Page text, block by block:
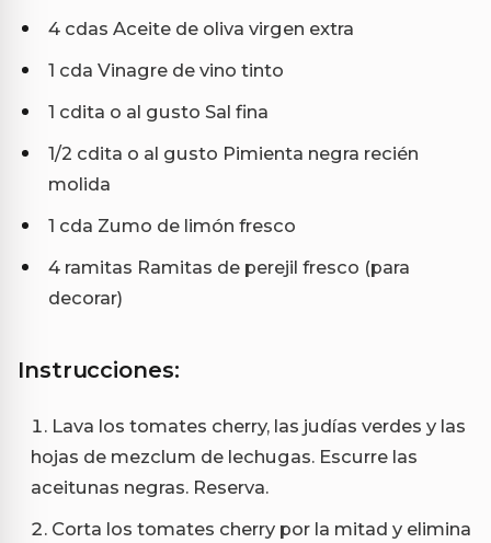
4 cdas Aceite de oliva virgen extra
1 cda Vinagre de vino tinto
1 cdita o al gusto Sal fina
1/2 cdita o al gusto Pimienta negra recién
molida
1 cda Zumo de limón fresco
4 ramitas Ramitas de perejil fresco (para
decorar)
Instrucciones:
Lava los tomates cherry, las judías verdes y las
hojas de mezclum de lechugas. Escurre las
aceitunas negras. Reserva.
Corta los tomates cherry por la mitad y elimina